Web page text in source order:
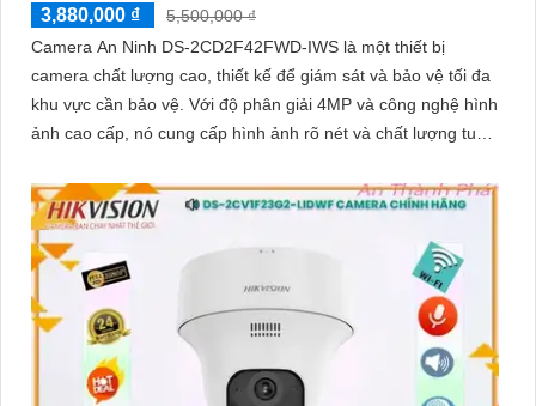
3,880,000 ₫
5,500,000 ₫
Camera An Ninh DS-2CD2F42FWD-IWS là một thiết bị
camera chất lượng cao, thiết kế để giám sát và bảo vệ tối đa
khu vực cần bảo vệ. Với độ phân giải 4MP và công nghệ hình
ảnh cao cấp, nó cung cấp hình ảnh rõ nét và chất lượng tuyệt